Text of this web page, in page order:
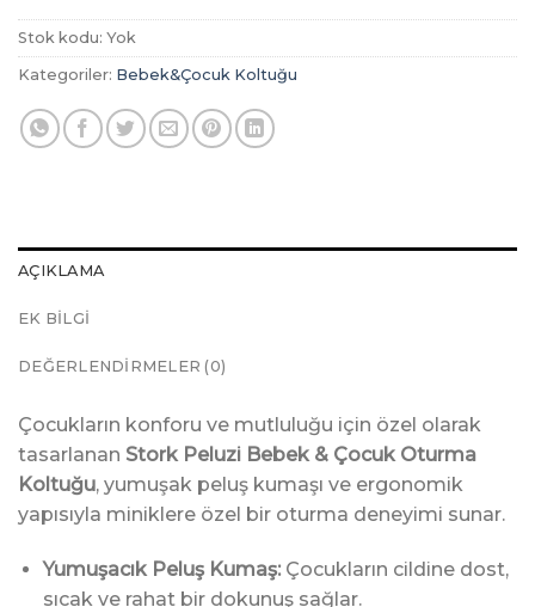
Stok kodu: Yok
Kategoriler: Bebek&Çocuk Koltuğu
AÇIKLAMA
EK BILGI
DEĞERLENDIRMELER (0)
Çocukların konforu ve mutluluğu için özel olarak
tasarlanan Stork Peluzi Bebek & Çocuk Oturma
Koltuğu, yumuşak peluş kumaşı ve ergonomik
yapısıyla miniklere özel bir oturma deneyimi sunar.
Yumuşacık Peluş Kumaş:Çocukların cildine dost,
sıcak ve rahat bir dokunuş sağlar.